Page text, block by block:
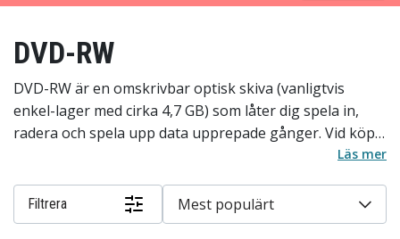
DVD-RW
DVD-RW är en omskrivbar optisk skiva (vanligtvis
enkel-lager med cirka 4,7 GB) som låter dig spela in,
radera och spela upp data upprepade gånger. Vid köp
bör du kontrollera att din brännare och spelare stöder
enheten för snabb och pålitlig bränning, föredra
välkända märken för lägre felrisk, och vara medveten
Läs mer
Filtrera Mest populärt